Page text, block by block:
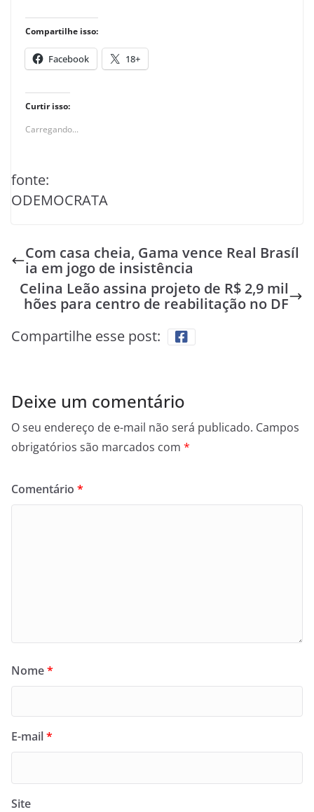
Compartilhe isso:
Facebook 18+
Curtir isso:
Carregando...
fonte:
ODEMOCRATA
Com casa cheia, Gama vence Real Brasíl
ia em jogo de insistência
Celina Leão assina projeto de R$ 2,9 mil
hões para centro de reabilitação no DF
Compartilhe esse post:
Deixe um comentário
O seu endereço de e-mail não será publicado. Campos
obrigatórios são marcados com *
Comentário *
Nome*
E-mail*
Site